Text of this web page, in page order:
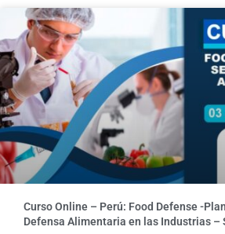
Curso Online – Perú: Food Defense -
Defensa Alimentaria en las Industrias –